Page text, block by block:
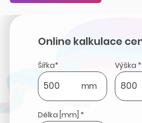
Online kalkulace
Šířka*
mm
Výška *
Délka [mm] *